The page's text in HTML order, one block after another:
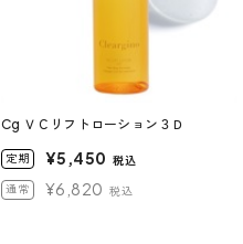
Cg ＶＣリフトローション３Ｄ
定期 ¥5,450 税込
通常 ¥6,820 税込